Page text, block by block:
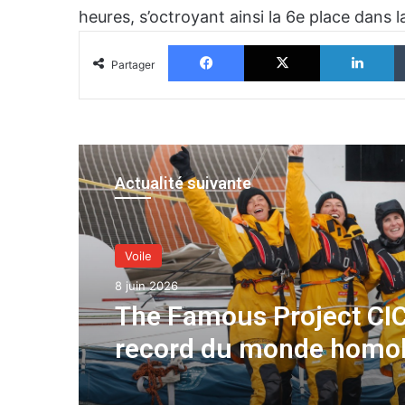
heures, s’octroyant ainsi la 6e place dans
Partager
Facebook X
Actualité suivante
Voile
8 juin 2026
The Famous Project
record du monde
une aventure collective